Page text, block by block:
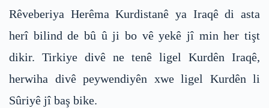
Rêveberiya Herêma Kurdistanê ya Iraqê di asta
herî bilind de bû û ji bo vê yekê jî min her tişt
dikir. Tirkiye divê ne tenê ligel Kurdên Iraqê,
herwiha divê peywendiyên xwe ligel Kurdên li
Sûriyê jî baş bike.